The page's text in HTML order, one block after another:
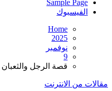
Sample Page
الفيسبوك
Home
2025
نوفمبر
9
قصة الرجل والثعبان
مقالات من الانترنت